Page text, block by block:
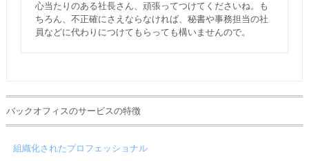
心当たりのある社長さん、頑張ってつけてくださいね。も
ちろん、不正確にさえならなければ、秘書や事務担当の社
員などに代わりにつけてもらっても構いませんので。
バックオフィスのサービスの特徴
組織化されたプロフェッショナル